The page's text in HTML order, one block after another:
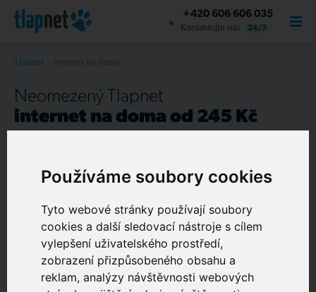
Používáme soubory cookies
Tyto webové stránky používají soubory
cookies a další sledovací nástroje s cílem
vylepšení uživatelského prostředí,
zobrazení přizpůsobeného obsahu a
reklam, analýzy návštěvnosti webových
+420 606 606 035
Kontaktujte nás 24/7
O NÁS
Tlapnet
Neomezený Tlapnet
internet na doma od 245 Kč
Předplatné využívá už 35 % zákazníků
Sjednání termínu připojení do 3 dnů
Chytrá TV s archivem a zpětným sledováním na měsíc
zdarma
Rychlá instalace u vás doma